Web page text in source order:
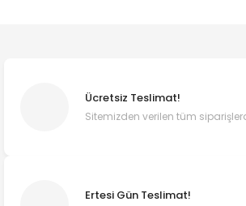
Ücretsiz Teslimat!
Sitemizden verilen tüm
Ertesi Gün Teslimat!